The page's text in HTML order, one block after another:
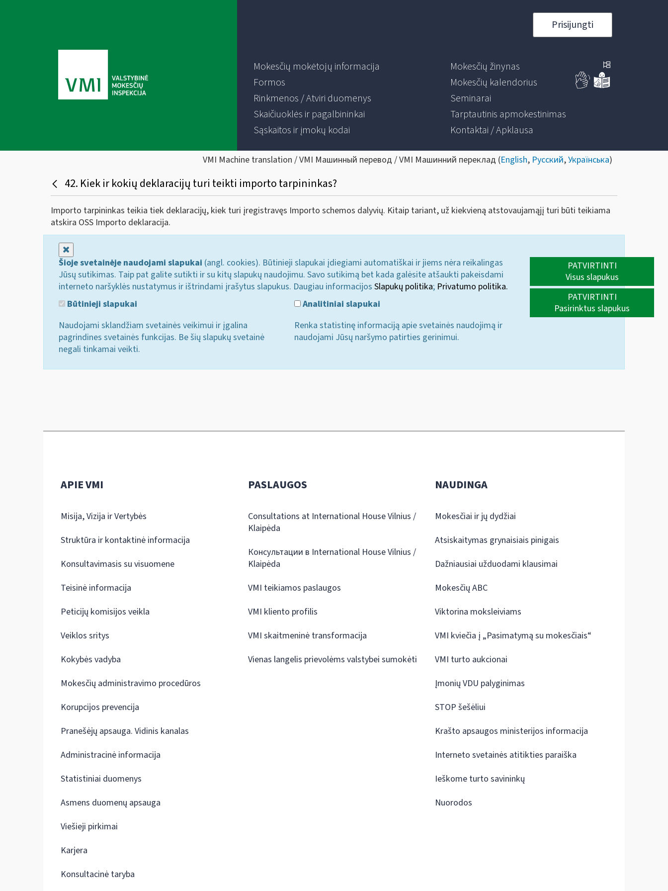
Prisijungti
Mokesčių mokėtojų informacija
Formos
Rinkmenos / Atviri duomenys
Skaičiuoklės ir pagalbininkai
Sąskaitos ir įmokų kodai
Mokesčių žinynas
Mokesčių kalendorius
Seminarai
Tarptautinis apmokestinimas
Kontaktai / Apklausa
VMI Machine translation / VMI Машинный перевод / VMI Машинний переклад (English, Русский,Українська)
42. Kiek ir kokių deklaracijų turi teikti importo tarpininkas?
Importo tarpininkas teikia tiek deklaracijų, kiek turi įregistravęs Importo schemos dalyvių. Kitaip tariant, už kiekvieną atstovaujamąjį turi būti teikiama
atskira OSS Importo deklaracija.
Šioje svetainėje naudojami slapukai (angl. cookies). Būtinieji slapukai įdiegiami automatiškai ir jiems nėra reikalingas
Jūsų sutikimas. Taip pat galite sutikti ir su kitų slapukų naudojimu. Savo sutikimą bet kada galėsite atšaukti pakeisdami
interneto naršyklės nustatymus ir ištrindami įrašytus slapukus. Daugiau informacijos Slapukų politika; Privatumo politika.
Būtinieji slapukai
Naudojami sklandžiam svetainės veikimui ir įgalina
pagrindines svetainės funkcijas. Be šių slapukų svetainė
negali tinkamai veikti.
Analitiniai slapukai
Renka statistinę informaciją apie svetainės naudojimą ir
naudojami Jūsų naršymo patirties gerinimui.
PATVIRTINTI
Visus slapukus
PATVIRTINTI
Pasirinktus slapukus
APIE VMI
Misija, Vizija ir Vertybės
Struktūra ir kontaktinė informacija
Konsultavimasis su visuomene
Teisinė informacija
Peticijų komisijos veikla
Veiklos sritys
Kokybės vadyba
Mokesčių administravimo procedūros
Korupcijos prevencija
Pranešėjų apsauga. Vidinis kanalas
Administracinė informacija
Statistiniai duomenys
Asmens duomenų apsauga
Viešieji pirkimai
Karjera
Konsultacinė taryba
PASLAUGOS
Consultations at International House Vilnius /
Klaipėda
Консультации в International House Vilnius /
Klaipėda
VMI teikiamos paslaugos
VMI kliento profilis
VMI skaitmeninė transformacija
Vienas langelis prievolėms valstybei sumokėti
NAUDINGA
Mokesčiai ir jų dydžiai
Atsiskaitymas grynaisiais pinigais
Dažniausiai užduodami klausimai
Mokesčių ABC
Viktorina moksleiviams
VMI kviečia į „Pasimatymą su mokesčiais“
VMI turto aukcionai
Įmonių VDU palyginimas
STOP šešėliui
Krašto apsaugos ministerijos informacija
Interneto svetainės atitikties paraiška
Ieškome turto savininkų
Nuorodos